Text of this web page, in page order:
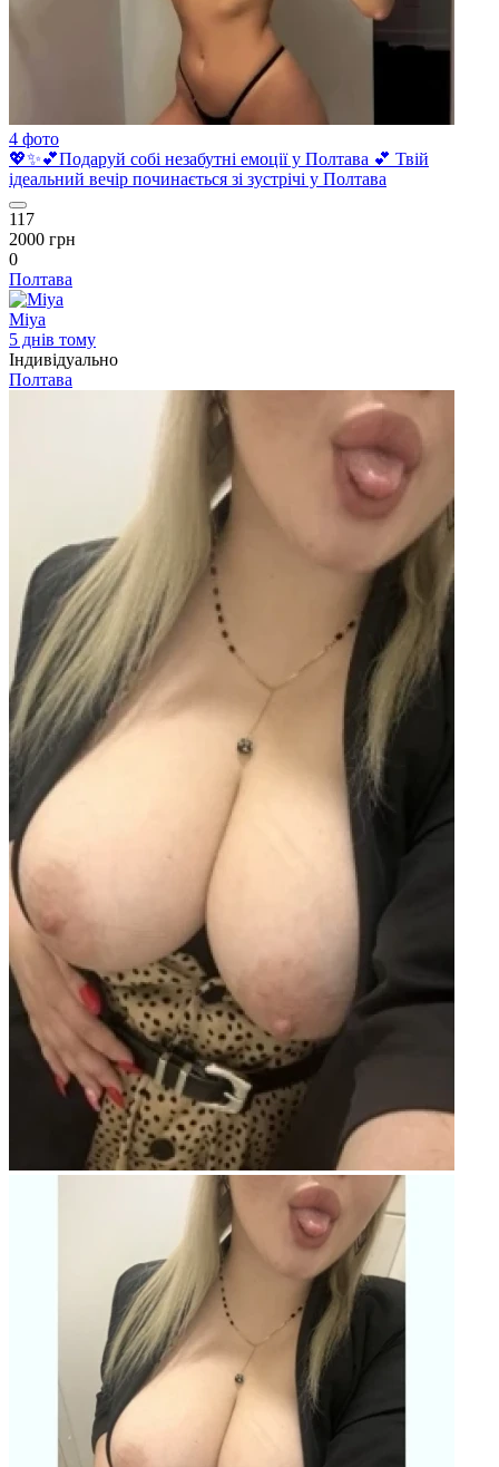
4 фото
💖✨💕Подаруй собі незабутні емоції у Полтава 💕 Твій
ідеальний вечір починається зі зустрічі у Полтава
117
2000 грн
0
Полтава
Miya
5 днів тому
Індивідуально
Полтава